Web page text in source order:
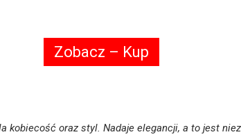
Zobacz – Kup
kobiecość oraz styl. Nadaje elegancji, a to jest